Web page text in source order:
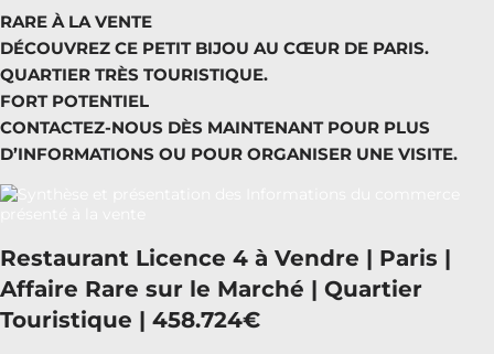
RARE À LA VENTE
DÉCOUVREZ CE PETIT BIJOU AU CŒUR DE PARIS.
QUARTIER TRÈS TOURISTIQUE.
FORT POTENTIEL
CONTACTEZ-NOUS DÈS MAINTENANT POUR PLUS
D’INFORMATIONS OU POUR ORGANISER UNE VISITE.
Restaurant Licence 4 à Vendre | Paris |
Affaire Rare sur le Marché | Quartier
Touristique | 458.724€